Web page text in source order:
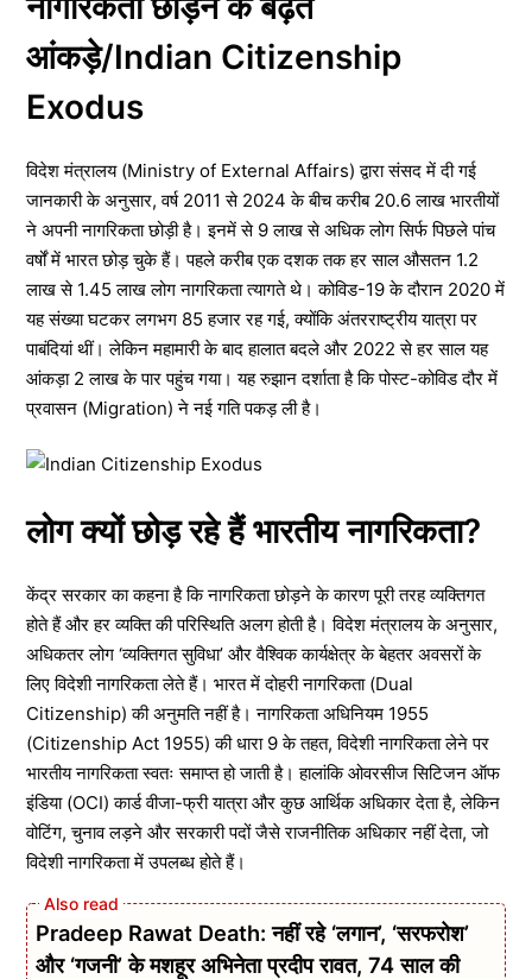
आंकड़े/Indian Citizenship
Exodus
विदेश मंत्रालय (Ministry of External Affairs) द्वारा संसद में दी गई
जानकारी के अनुसार, वर्ष 2011 से 2024 के बीच करीब 20.6 लाख भारतीयों
ने अपनी नागरिकता छोड़ी है। इनमें से 9 लाख से अधिक लोग सिर्फ पिछले पांच
वर्षों में भारत छोड़ चुके हैं। पहले करीब एक दशक तक हर साल औसतन 1.2
लाख से 1.45 लाख लोग नागरिकता त्यागते थे। कोविड-19 के दौरान 2020 में
यह संख्या घटकर लगभग 85 हजार रह गई, क्योंकि अंतरराष्ट्रीय यात्रा पर
पाबंदियां थीं। लेकिन महामारी के बाद हालात बदले और 2022 से हर साल यह
आंकड़ा 2 लाख के पार पहुंच गया। यह रुझान दर्शाता है कि पोस्ट-कोविड दौर में
प्रवासन (Migration) ने नई गति पकड़ ली है।
लोग क्यों छोड़ रहे हैं भारतीय नागरिकता?
केंद्र सरकार का कहना है कि नागरिकता छोड़ने के कारण पूरी तरह व्यक्तिगत
होते हैं और हर व्यक्ति की परिस्थिति अलग होती है। विदेश मंत्रालय के अनुसार,
अधिकतर लोग ‘व्यक्तिगत सुविधा’ और वैश्विक कार्यक्षेत्र के बेहतर अवसरों के
लिए विदेशी नागरिकता लेते हैं। भारत में दोहरी नागरिकता (Dual
Citizenship) की अनुमति नहीं है। नागरिकता अधिनियम 1955
(Citizenship Act 1955) की धारा 9 के तहत, विदेशी नागरिकता लेने पर
भारतीय नागरिकता स्वतः समाप्त हो जाती है। हालांकि ओवरसीज सिटिजन ऑफ
इंडिया (OCI) कार्ड वीजा-फ्री यात्रा और कुछ आर्थिक अधिकार देता है, लेकिन
वोटिंग, चुनाव लड़ने और सरकारी पदों जैसे राजनीतिक अधिकार नहीं देता, जो
विदेशी नागरिकता में उपलब्ध होते हैं।
Pradeep Rawat Death: नहीं रहे ‘लगान’, ‘सरफरोश’
और ‘गजनी’ के मशहूर अभिनेता प्रदीप रावत, 74 साल की